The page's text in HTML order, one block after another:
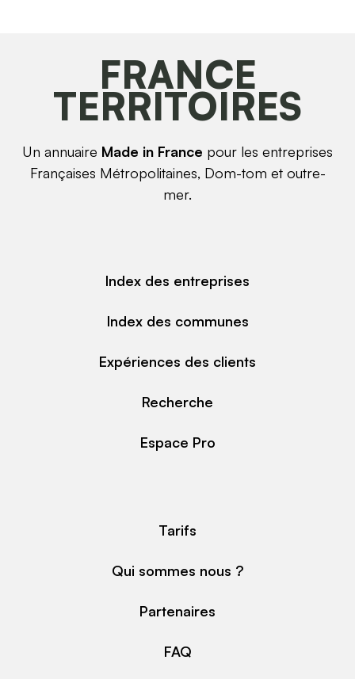
FRANCE
TERRITOIRES
Un annuaire Made in France pour les entreprises
Françaises Métropolitaines, Dom-tom et outre-
mer.
Index des entreprises
Index des communes
Expériences des clients
Recherche
Espace Pro
Tarifs
Qui sommes nous ?
Partenaires
FAQ